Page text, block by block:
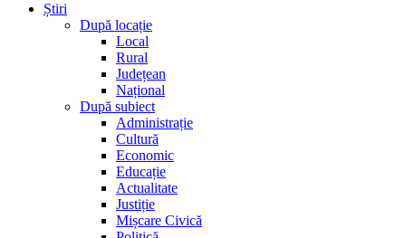
Știri
După locație
Local
Rural
Județean
Național
După subiect
Administrație
Cultură
Economic
Educație
Actualitate
Justiție
Mișcare Civică